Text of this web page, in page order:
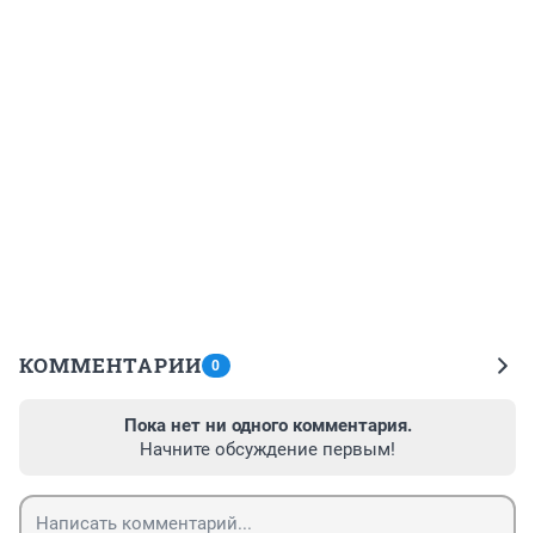
КОММЕНТАРИИ 0
Пока нет ни одного комментария.
Начните обсуждение первым!